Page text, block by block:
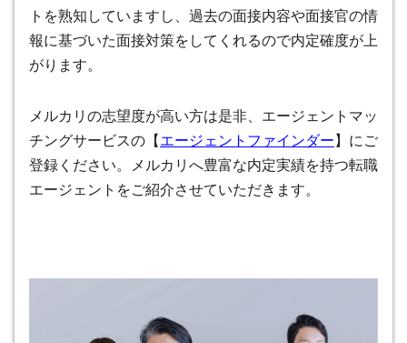
トを熟知していますし、過去の面接内容や面接官の情
報に基づいた面接対策をしてくれるので内定確度が上
がります。
メルカリの志望度が高い方は是非、エージェントマッ
チングサービスの【 エージェントファインダー 】にご
登録ください。メルカリへ豊富な内定実績を持つ転職
エージェントをご紹介させていただきます。